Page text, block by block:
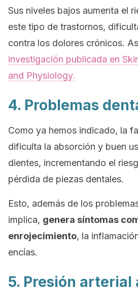
Sus niveles bajos aumenta el
este tipo de trastornos,
contra los dolores crónicos.
investigación publicada en
and Physiology.
4. Problemas
Como ya hemos indicado, la
dificulta la absorción y buen
dientes, incrementando el
pérdida de piezas dentales.
Esto, además de los
implica, genera síntomas
enrojecimiento, la
encías.
5. Presión arterial